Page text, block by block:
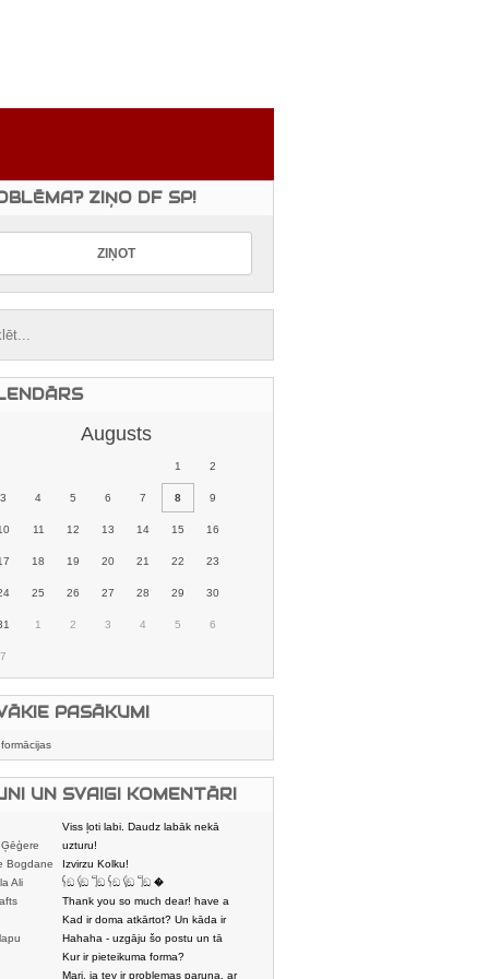
ZIŅO DF SP!
Augusts
1 2
3 4 5 6 7 8 9
11 12 13 14 15 16
18 19 20 21 22 23
25 26 27 28 29 30
1 2 3 4 5 6
7
PASĀKUMI
UN SVAIGI KOMENTĀRI
Viss ļoti labi. Daudz labāk nekā
karstmaizīšu
uzturu!
Bogdane
Izvirzu Kolku!
Ali
𓌜ඞ 𓌱ඞ 𓌏ඞ 𓌜ඞ 𓌱ඞ 𓌏ඞ �
Thank you so much dear! have a
nice day
Kad ir doma atkārtot? Un kāda ir
aptuvenā dalī
Hahaha - uzgāju šo postu un tā
sasmējos. Četr
Kur ir pieteikuma forma?
Mari, ja tev ir problemas paruna, ar